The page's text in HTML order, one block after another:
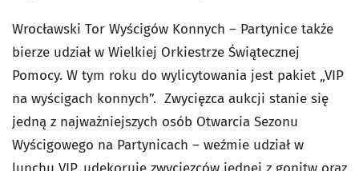
Wrocławski Tor Wyścigów Konnych – Partynice także
bierze udział w Wielkiej Orkiestrze Świątecznej
Pomocy. W tym roku do wylicytowania jest pakiet „VIP
na wyścigach konnych”. Zwycięzca aukcji stanie się
jedną z najważniejszych osób Otwarcia Sezonu
Wyścigowego na Partynicach – weźmie udział w